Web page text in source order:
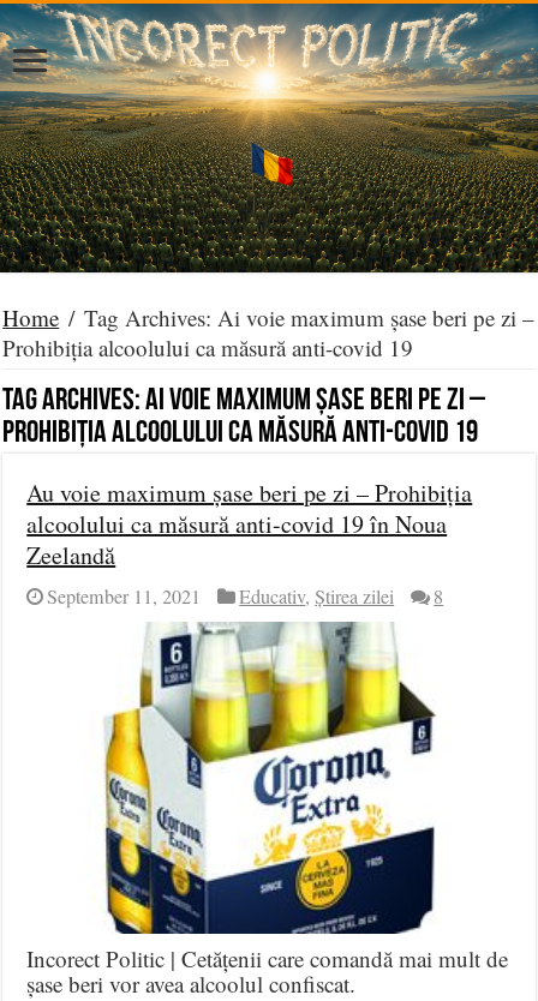
Home / Tag Archives: Ai voie maximum șase beri pe zi –
Prohibiția alcoolului ca măsură anti-covid 19
Tag Archives:Ai voie maximum șase beri pe zi –
Prohibiția alcoolului ca măsură anti-covid 19
Au voie maximum șase beri pe zi – Prohibiția
alcoolului ca măsură anti-covid 19 în Noua
Zeelandă
September 11, 2021 Educativ,Știrea zilei 8
Incorect Politic | Cetățenii care comandă mai mult de
șase beri vor avea alcoolul confiscat.